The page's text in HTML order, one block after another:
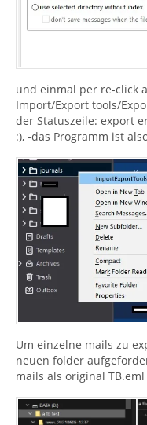
und einmal per re-click
Import/Export tools/
der Statuszeile: export
:), -das Programm ist
Um einzelne mails zu
neuen folder
mails als original